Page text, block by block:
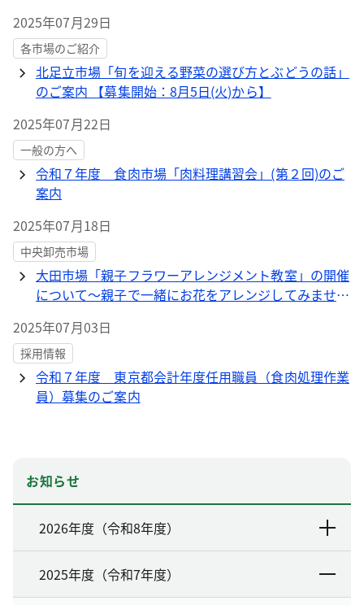
2025年07月29日
各市場のご紹介
北足立市場「旬を迎える野菜の選び方とぶどうの話」
のご案内 【募集開始：8月5日(火)から】
2025年07月22日
一般の方へ
令和７年度 食肉市場「肉料理講習会」(第２回)のご
案内
2025年07月18日
中央卸売市場
大田市場「親子フラワーアレンジメント教室」の開催
について～親子で一緒にお花をアレンジしてみません
2025年07月03日
採用情報
令和７年度 東京都会計年度任用職員（食肉処理作業
員）募集のご案内
お知らせ
2026年度（令和8年度）
2025年度（令和7年度）